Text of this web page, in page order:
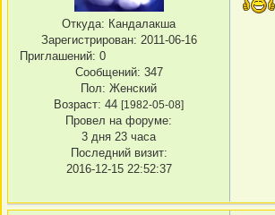
Откуда: Кандалакша
Зарегистрирован: 2011-06-16
Приглашений: 0
Сообщений: 347
Пол: Женский
Возраст: 44 [1982-05-08]
Провел на форуме:
3 дня 23 часа
Последний визит:
2016-12-15 22:52:37